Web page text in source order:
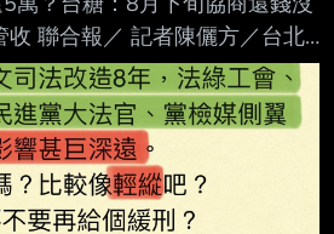
收 聯合報／ 記者陳儷方／台北
前董事長吳乃仁等人追償約1.7
旬將進行第二次協商，台糖表
法提出讓他們滿意的還款計畫，
收。立委王鴻薇質詢時透露 ，
仁只願每個月還5萬元。 經濟